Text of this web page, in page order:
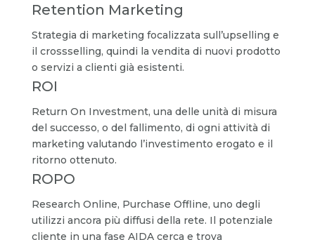
Retention Marketing
Strategia di marketing focalizzata sull’upselling e
il crossselling, quindi la vendita di nuovi prodotto
o servizi a clienti già esistenti.
ROI
Return On Investment, una delle unità di misura
del successo, o del fallimento, di ogni attività di
marketing valutando l’investimento erogato e il
ritorno ottenuto.
ROPO
Research Online, Purchase Offline, uno degli
utilizzi ancora più diffusi della rete. Il potenziale
cliente in una fase AIDA cerca e trova